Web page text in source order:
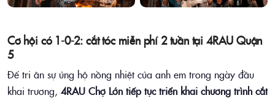
Cơ hội có 1-0-2: cắt tóc miễn phí 2 tuần tại 4RAU Quận
5
Để tri ân sự ủng hộ nồng nhiệt của anh em trong ngày đầu
khai trương, 4RAU Chợ Lớn tiếp tục triển khai chương trình cắt